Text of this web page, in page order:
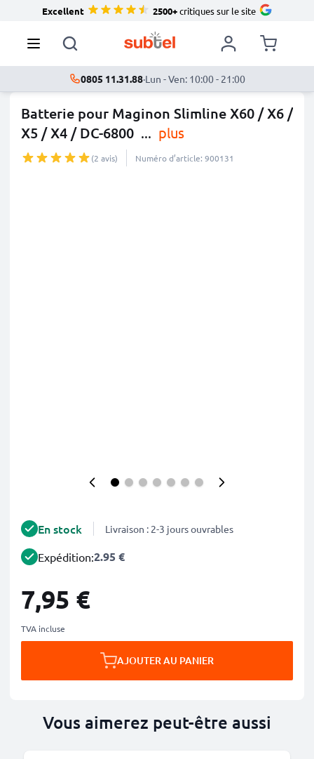
Excellent 2500+critiques sur le site
0805 11.31.88·Lun - Ven: 10:00 - 21:00
Batterie pour Maginon Slimline X60 / X6 /
X5 / X4 / DC-6800 ... plus
(2 avis) Numéro d’article: 900131
En stock Livraison : 2-3 jours ouvrables
Expédition:2.95 €
7,95 €
TVA incluse
AJOUTER AU PANIER
Vous aimerez peut-être aussi